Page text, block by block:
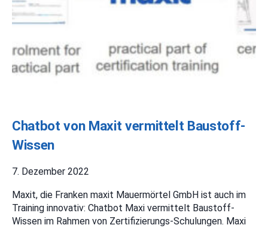
Chatbot von Maxit vermittelt Baustoff-
Wissen
7. Dezember 2022
Maxit, die Franken maxit Mauermörtel GmbH ist auch im
Training innovativ: Chatbot Maxi vermittelt Baustoff-
Wissen im Rahmen von Zertifizierungs-Schulungen. Maxi